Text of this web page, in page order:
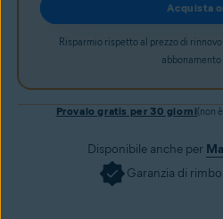
Acquista
Risparmio rispetto al prezzo di
abbonamento
Provalo gratis per 30 giorni(non
Disponibile anche per
Garanzia di